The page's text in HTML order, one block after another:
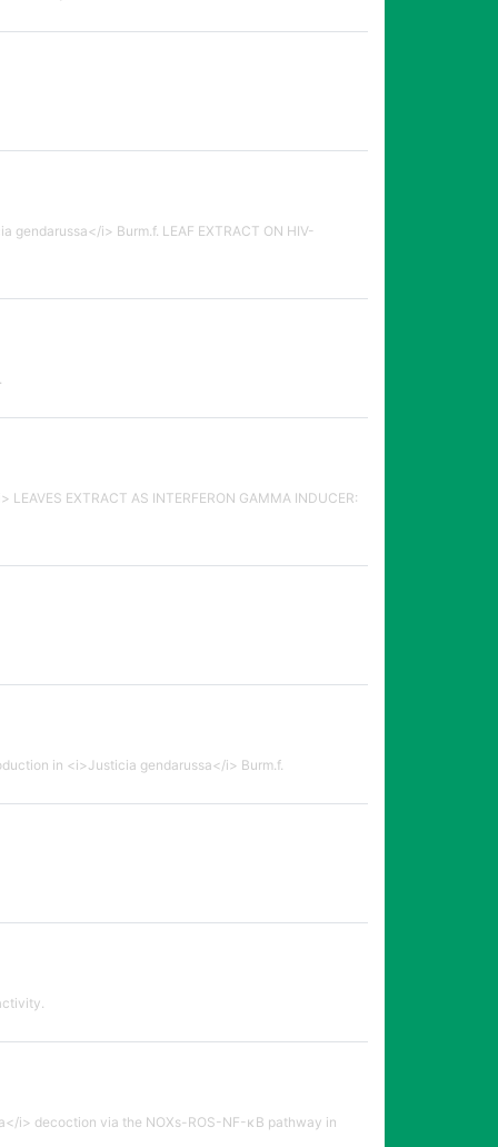
gendarussa</i> Burm.f. LEAF EXTRACT ON HIV-
EXTRACT AS INTERFERON GAMMA INDUCER:
in <i>Justicia gendarussa</i> Burm.f.
i> decoction via the NOXs-ROS-NF-κB pathway in